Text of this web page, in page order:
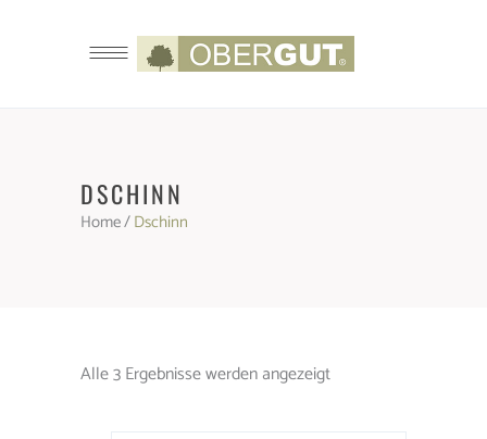
DSCHINN
Home/Dschinn
Alle 3 Ergebnisse werden angezeigt